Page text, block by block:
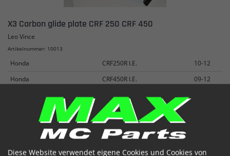
X3 Carbon glide plate CRF 250 CRF 450
Leo Vince
Artikelnummer: 10013
Honda CRF250R I.E.
10-12
Honda
CRF450R I.E. 09-12
€ 183.69(inkl. MwSt)
Diese Website verwendet eigene Cookies und Cookies von